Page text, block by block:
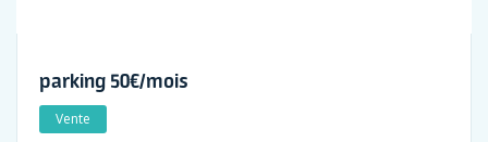
parking 50€/mois
Vente